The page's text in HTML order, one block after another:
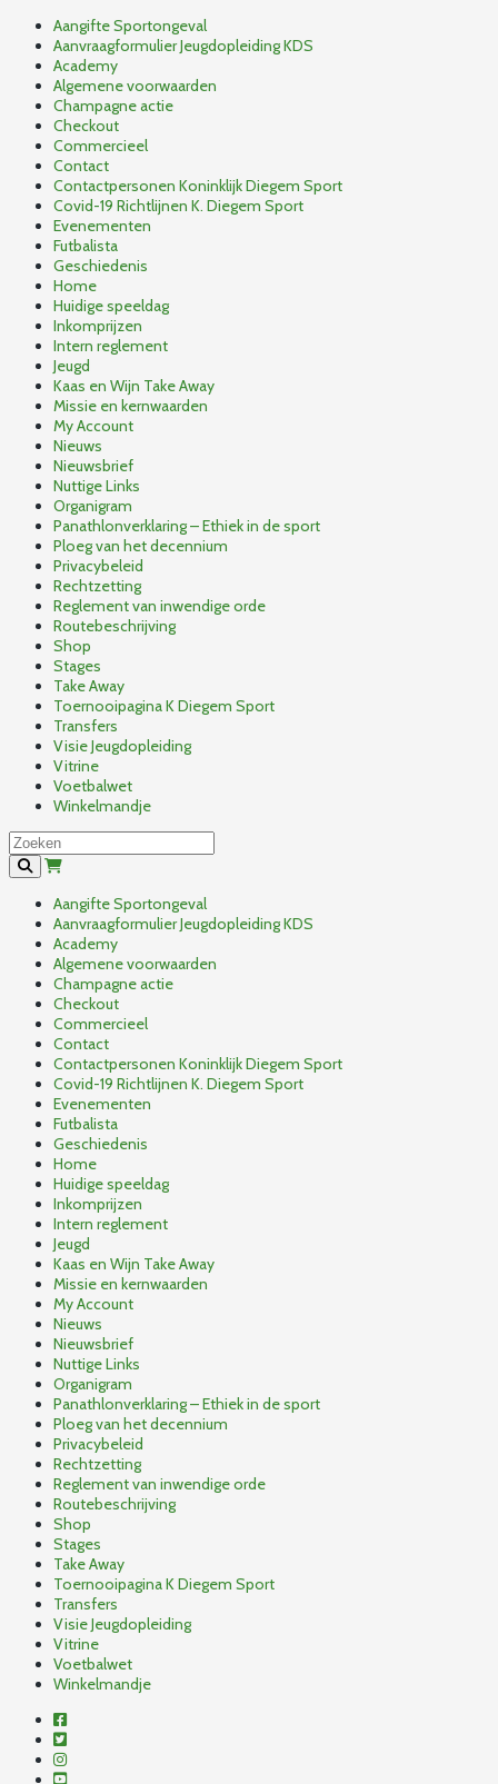
Aangifte Sportongeval
Aanvraagformulier Jeugdopleiding KDS
Academy
Algemene voorwaarden
Champagne actie
Checkout
Commercieel
Contact
Contactpersonen Koninklijk Diegem Sport
Covid-19 Richtlijnen K. Diegem Sport
Evenementen
Futbalista
Geschiedenis
Home
Huidige speeldag
Inkomprijzen
Intern reglement
Jeugd
Kaas en Wijn Take Away
Missie en kernwaarden
My Account
Nieuws
Nieuwsbrief
Nuttige Links
Organigram
Panathlonverklaring – Ethiek in de sport
Ploeg van het decennium
Privacybeleid
Rechtzetting
Reglement van inwendige orde
Routebeschrijving
Shop
Stages
Take Away
Toernooipagina K Diegem Sport
Transfers
Visie Jeugdopleiding
Vitrine
Voetbalwet
Winkelmandje
Aangifte Sportongeval
Aanvraagformulier Jeugdopleiding KDS
Academy
Algemene voorwaarden
Champagne actie
Checkout
Commercieel
Contact
Contactpersonen Koninklijk Diegem Sport
Covid-19 Richtlijnen K. Diegem Sport
Evenementen
Futbalista
Geschiedenis
Home
Huidige speeldag
Inkomprijzen
Intern reglement
Jeugd
Kaas en Wijn Take Away
Missie en kernwaarden
My Account
Nieuws
Nieuwsbrief
Nuttige Links
Organigram
Panathlonverklaring – Ethiek in de sport
Ploeg van het decennium
Privacybeleid
Rechtzetting
Reglement van inwendige orde
Routebeschrijving
Shop
Stages
Take Away
Toernooipagina K Diegem Sport
Transfers
Visie Jeugdopleiding
Vitrine
Voetbalwet
Winkelmandje